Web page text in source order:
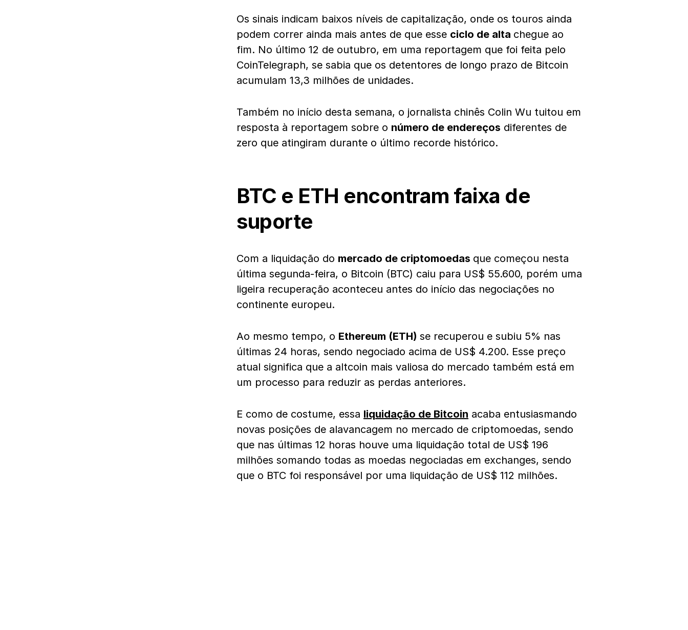
Os sinais indicam baixos níveis de capitalização, onde os touros ainda
podem correr ainda mais antes de que esse ciclo de alta chegue ao
fim. No último 12 de outubro, em uma reportagem que foi feita pelo
CoinTelegraph, se sabia que os detentores de longo prazo de Bitcoin
acumulam 13,3 milhões de unidades.
Também no início desta semana, o jornalista chinês Colin Wu tuitou em
resposta à reportagem sobre o número de endereços diferentes de
zero que atingiram durante o último recorde histórico.
BTC e ETH encontram faixa de
suporte
Com a liquidação do mercado de criptomoedas que começou nesta
última segunda-feira, o Bitcoin (BTC) caiu para US$ 55.600, porém uma
ligeira recuperação aconteceu antes do início das negociações no
continente europeu.
Ao mesmo tempo, o Ethereum (ETH) se recuperou e subiu 5% nas
últimas 24 horas, sendo negociado acima de US$ 4.200. Esse preço
atual significa que a altcoin mais valiosa do mercado também está em
um processo para reduzir as perdas anteriores.
E como de costume, essa liquidação de Bitcoin acaba entusiasmando
novas posições de alavancagem no mercado de criptomoedas, sendo
que nas últimas 12 horas houve uma liquidação total de US$ 196
milhões somando todas as moedas negociadas em exchanges, sendo
que o BTC foi responsável por uma liquidação de US$ 112 milhões.